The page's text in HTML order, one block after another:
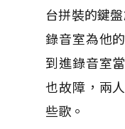
台拼裝的鍵
錄音室為他
到進錄音室
也故障，兩
些歌。